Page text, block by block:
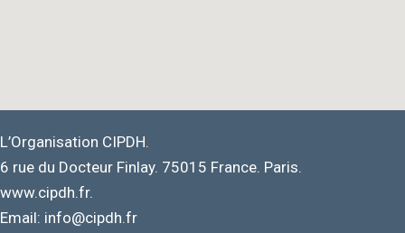
L’Organisation CIPDH.
6 rue du Docteur Finlay. 75015 France. Paris.
www.cipdh.fr.
Email: info@cipdh.fr